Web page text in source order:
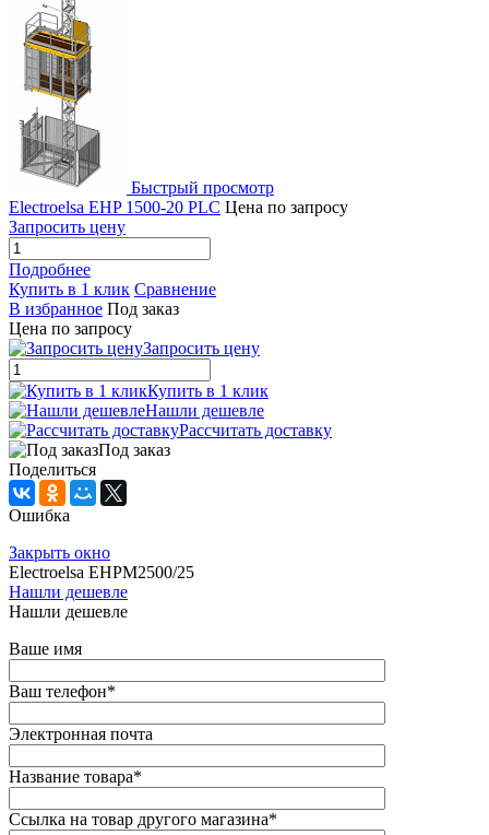
Быстрый просмотр
Electroelsa EHP 1500-20 PLC Цена по запросу
Запросить цену
Подробнее
Купить в 1 клик Сравнение
В избранное Под заказ
Цена по запросу
Запросить цену
Купить в 1 клик
Нашли дешевле
Рассчитать доставку
Под заказ
Поделиться
Ошибка
Закрыть окно
Electroelsa EHPM2500/25
Нашли дешевле
Нашли дешевле
Ваше имя
Ваш телефон*
Электронная почта
Название товара*
Ссылка на товар другого магазина*